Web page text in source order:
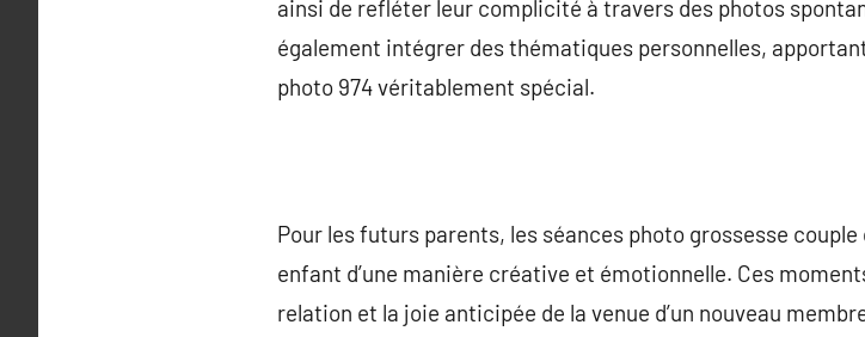
ainsi de refléter leur complicité à travers des photos
également intégrer des thématiques personnelles,
photo 974 véritablement spécial.
Pour les futurs parents, les séances photo grossesse
enfant d’une manière créative et émotionnelle. Ces
relation et la joie anticipée de la venue d’un nouveau